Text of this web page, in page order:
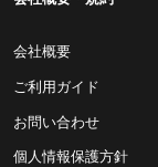
会社概要
ご利用ガイド
お問い合わせ
個人情報保護方針